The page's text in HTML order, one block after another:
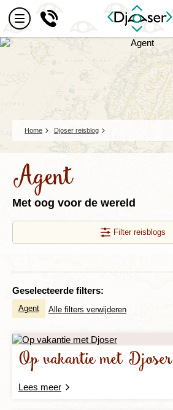
Home Djoser reisblog
Agent
Met oog voor de wereld
Filter reisblogs
Geselecteerde filters:
Agent Alle filters verwijderen
Op vakantie met Djoser
Lees meer